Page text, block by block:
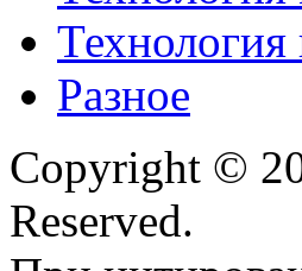
Технология
Разное
Copyright ©
Reserved.